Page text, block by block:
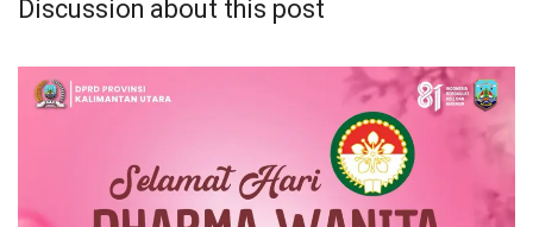
Discussion about this post